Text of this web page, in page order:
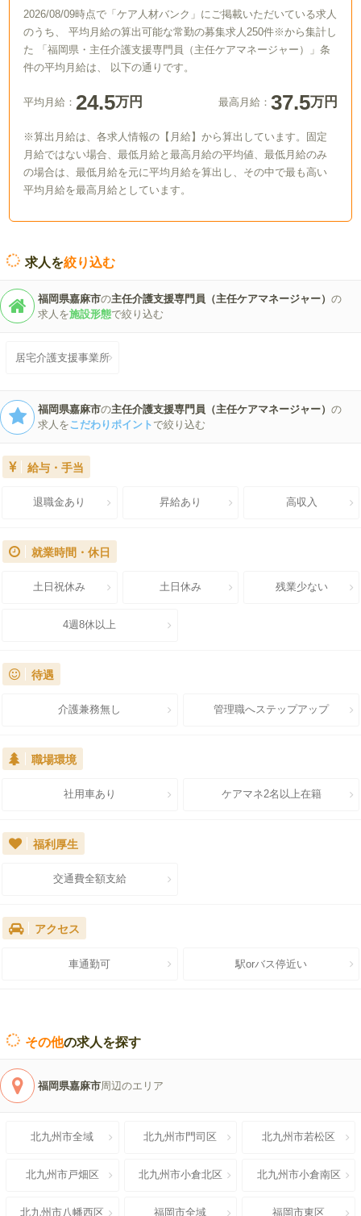
2026/08/09時点で「ケア人材バンク」にご掲載いただいている求人
のうち、 平均月給の算出可能な常勤の募集求人250件※から集計し
た 「福岡県・主任介護支援専門員（主任ケアマネージャー）」条
件の平均月給は、 以下の通りです。
平均月給： 24.5万円 最高月給： 37.5万円
※算出月給は、各求人情報の【月給】から算出しています。固定
月給ではない場合、最低月給と最高月給の平均値、最低月給のみ
の場合は、最低月給を元に平均月給を算出し、その中で最も高い
平均月給を最高月給としています。
求人を絞り込む
福岡県嘉麻市の主任介護支援専門員（主任ケアマネージャー）の
求人を施設形態で絞り込む
居宅介護支援事業所
福岡県嘉麻市の主任介護支援専門員（主任ケアマネージャー）の
求人をこだわりポイント で絞り込む
給与・手当
退職金あり 昇給あり 高収入
就業時間・休日
土日祝休み 土日休み 残業少ない
4週8休以上
待遇
介護兼務無し 管理職へステップアップ
職場環境
社用車あり ケアマネ2名以上在籍
福利厚生
交通費全額支給
アクセス
車通勤可 駅orバス停近い
その他の求人を探す
福岡県嘉麻市 周辺のエリア
北九州市全域 北九州市門司区 北九州市若松区
北九州市戸畑区 北九州市小倉北区 北九州市小倉南区
北九州市八幡西区 福岡市全域 福岡市東区